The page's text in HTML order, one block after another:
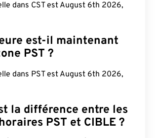
dans CST est August 6th 2026,
est-il maintenant
PST ?
dans PST est August 6th 2026,
la différence entre les
PST et CIBLE ?